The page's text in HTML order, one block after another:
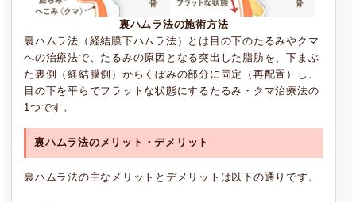
裏ハムラ法の施術方法
裏ハムラ法（経結膜下ハムラ法）とは目の下のたるみやクマ
への治療法で、たるみの原因となる突出した脂肪を、下まぶ
た裏側（経結膜側）からくぼみの部分に固定（再配置）し、
目の下を平らでフラットな状態にするたるみ・クマ治療法の
1つです。
裏ハムラ法のメリット・デメリット
裏ハムラ法の主なメリットとデメリットは以下の通りです。